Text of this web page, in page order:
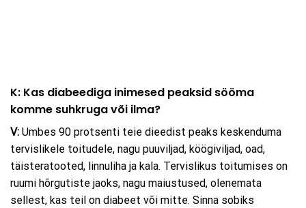
K: Kas diabeediga inimesed peaksid sööma
komme suhkruga või ilma?
V: Umbes 90 protsenti teie dieedist peaks keskenduma
tervislikele toitudele, nagu puuviljad, köögiviljad, oad,
täisteratooted, linnuliha ja kala. Tervislikus toitumises on
ruumi hõrgutiste jaoks, nagu maiustused, olenemata
sellest, kas teil on diabeet või mitte. Sinna sobiks